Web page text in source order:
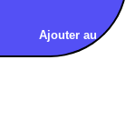
Ajouter au